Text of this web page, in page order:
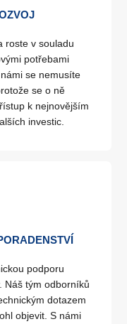
roste v souladu
potřebami
se nemusíte
se o ně
k nejnovějším
investic.
podporu
Náš tým odborníků
dotazem
objevit. S námi